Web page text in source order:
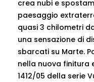
crea nubi e
paesaggio
quasi 3 chilometri
una sensazione di
sbarcati su Marte.
nella nuova finitura
1412/05 della serie